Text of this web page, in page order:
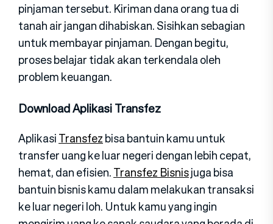
pinjaman tersebut. Kiriman dana orang tua di
tanah air jangan dihabiskan. Sisihkan sebagian
untuk membayar pinjaman. Dengan begitu,
proses belajar tidak akan terkendala oleh
problem keuangan.
Download Aplikasi Transfez
AplikasiTransfezbisa bantuin kamu untuk
transfer uang ke luar negeri dengan lebih cepat,
hemat, dan efisien.Transfez Bisnisjuga bisa
bantuin bisnis kamu dalam melakukan transaksi
ke luar negeri loh. Untuk kamu yang ingin